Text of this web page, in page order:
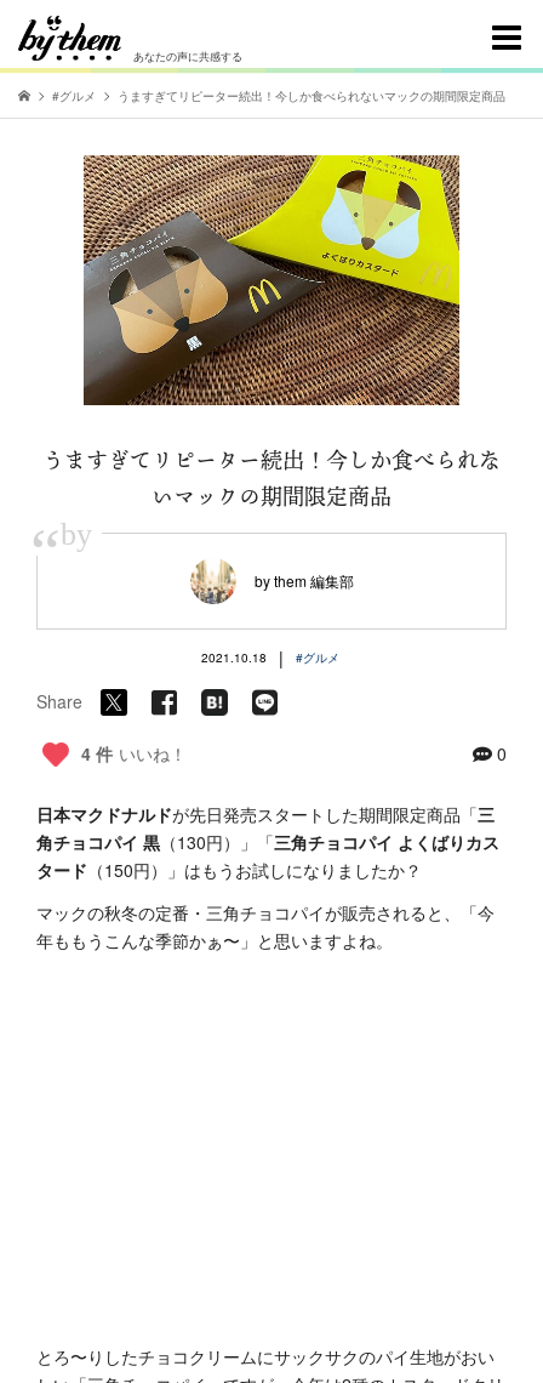
あなたの声に共感する
#グルメ うますぎてリピーター続出！今しか食べられないマックの期間限定商品
うますぎてリピーター続出！今しか食べられな
いマックの期間限定商品
“by
by them 編集部
2021.10.18 | #グルメ
Share
4 件 いいね！ 0
日本マクドナルドが先日発売スタートした期間限定商品「三
角チョコパイ 黒 （130円）」「三角チョコパイ よくばりカス
タード （150円）」はもうお試しになりましたか？
マックの秋冬の定番・三角チョコパイが販売されると、「今
年ももうこんな季節かぁ〜」と思いますよね。
とろ〜りしたチョコクリームにサックサクのパイ生地がおい